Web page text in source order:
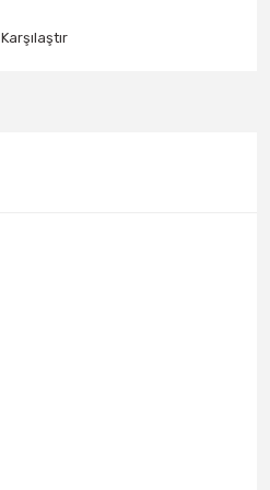
Karşılaştır